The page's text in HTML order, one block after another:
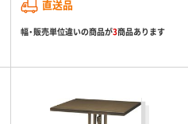
直送品
幅・販売単位違いの商品が3商品あります